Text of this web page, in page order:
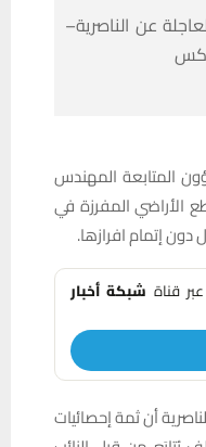
عن الناصرية–
المتابعة المهندس
الأراضي المفرزة في
إتمام افرازها.
قناة شبكة أخبار
أن ثمة إحصائيات